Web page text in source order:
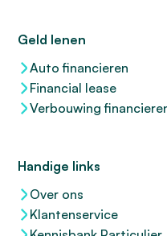
Geld lenen
Auto financieren
Financial lease
Verbouwing
Handige links
Over ons
Klantenservice